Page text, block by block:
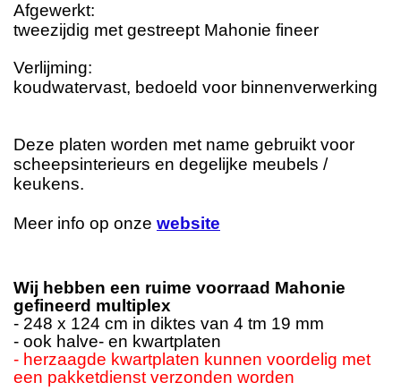
Afgewerkt:
tweezijdig met gestreept Mahonie fineer
Verlijming:
koudwatervast, bedoeld voor binnenverwerking
Deze platen worden met name gebruikt voor
scheepsinterieurs en degelijke meubels /
keukens.
Meer info op onze website
Wij hebben een ruime voorraad Mahonie
gefineerd multiplex
- 248 x 124 cm in diktes van 4 tm 19 mm
- ook halve- en kwartplaten
- herzaagde kwartplaten kunnen voordelig met
een pakketdienst verzonden worden